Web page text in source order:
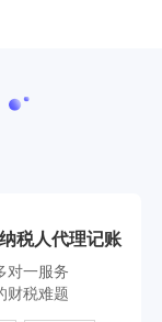
税人代理记账
对一服务
财税难题